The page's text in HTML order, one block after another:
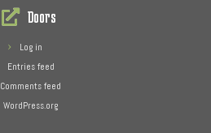
Doors
Log in
Entries feed
Comments feed
WordPress.org